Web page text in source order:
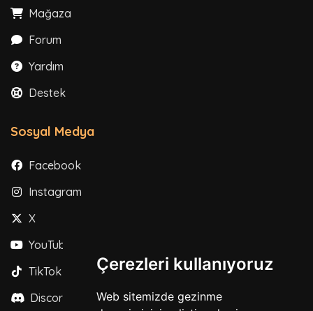
Çerezleri kullanıyoruz
Web sitemizde gezinme
Mağaza
Forum
Yardım
Destek
Sosyal Medya
Facebook
Instagram
X
YouTube
TikTok
Discord